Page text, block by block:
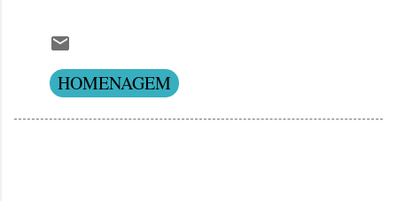
HOMENAGEM